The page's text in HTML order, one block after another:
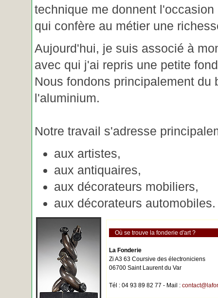
technique me donnent
qui confère au métier une
Aujourd'hui, je suis associé à
avec qui j'ai repris une petite
Nous fondons principalement
l'aluminium.
Notre travail s'adresse
aux artistes,
aux antiquaires,
aux décorateurs mobiliers,
aux décorateurs automobiles.
Où se trouve la fonderie d'art ?
La Fonderie
Zi A3 63 Coursive des électroniciens
06700 Saint Laurent du Var
Tél : 04 93 89 82 77 - Mail :